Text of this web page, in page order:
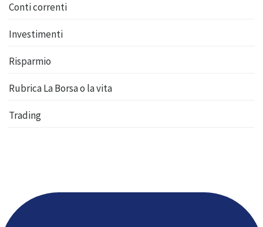
Conti correnti
Investimenti
Risparmio
Rubrica La Borsa o la vita
Trading